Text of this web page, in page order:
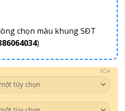
chọn màu khung SĐT
)
XÓA